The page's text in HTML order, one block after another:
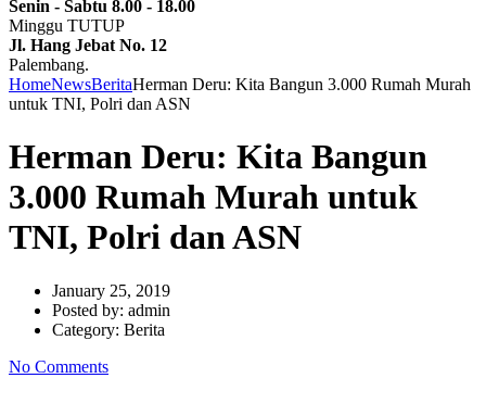
Senin - Sabtu 8.00 - 18.00
Minggu TUTUP
Jl. Hang Jebat No. 12
Palembang.
HomeNewsBeritaHerman Deru: Kita Bangun 3.000 Rumah Murah
untuk TNI, Polri dan ASN
Herman Deru: Kita Bangun
3.000 Rumah Murah untuk
TNI, Polri dan ASN
January 25, 2019
Posted by: admin
Category: Berita
No Comments